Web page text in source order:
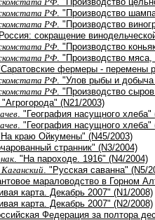
РФ . "Производство
РФ . "Производство
сокращение
РФ . "Производство
РФ . "Производство
"Саратовские фермеры - перемены
РФ . "Улов рыбы и
РФ . "Производство
. "Агрогорода" (N21/2003)
. "География насущного хлеба"
. "География насущного хлеба"
"На краю Ойкумены" (N45/2003)
странник" (N3/2004)
. "На пароходе. 1916" (N4/2004)
. "Русская саванна" (N5/
мараловодство в Горном
карта. Декабрь 2007" (N1/2008)
карта. Декабрь 2007" (N2/2008)
Федерация за полтора